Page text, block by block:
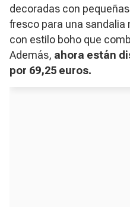
decoradas con
fresco para una sandalia
con estilo boho que
Además, ahora están
por 69,25 euros.